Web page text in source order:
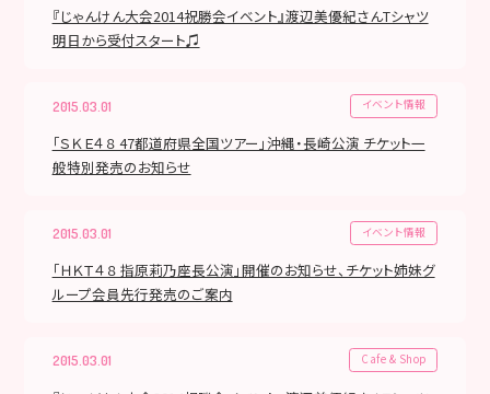
『じゃんけん大会2014祝勝会イベント』渡辺美優紀さんTシャツ
明日から受付スタート♫
2015.03.01 イベント情報
「ＳＫＥ４８ 47都道府県全国ツアー」沖縄・長崎公演 チケット一
般特別発売のお知らせ
2015.03.01 イベント情報
「ＨＫＴ４８ 指原莉乃座長公演」開催のお知らせ、チケット姉妹グ
ループ会員先行発売のご案内
2015.03.01 Cafe & Shop